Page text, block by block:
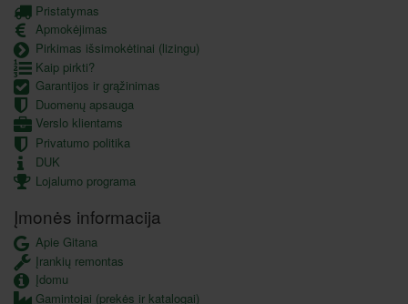
Pristatymas
Apmokėjimas
Pirkimas išsimokėtinai (lizingu)
Kaip pirkti?
Garantijos ir grąžinimas
Duomenų apsauga
Verslo klientams
Privatumo politika
DUK
Lojalumo programa
Įmonės informacija
Apie Gitana
Įrankių remontas
Įdomu
Gamintojai (prekės ir katalogai)